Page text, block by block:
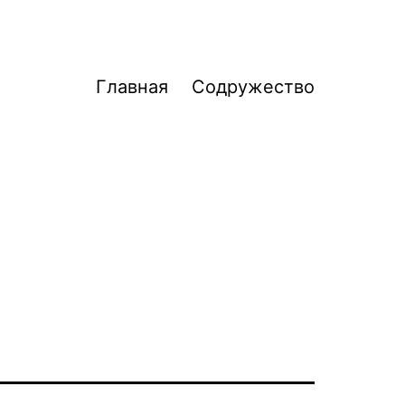
Главная Содружество